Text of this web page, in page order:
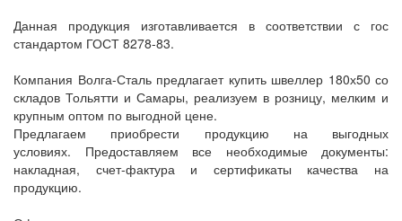
Данная продукция изготавливается в соответствии с гос
стандартом ГОСТ 8278-83.
Компания Волга-Сталь предлагает купить швеллер 180х50 со
складов Тольятти и Самары, реализуем в розницу, мелким и
крупным оптом по выгодной цене.
Предлагаем приобрести продукцию на выгодных
условиях. Предоставляем все необходимые документы:
накладная, счет-фактура и сертификаты качества на
продукцию.